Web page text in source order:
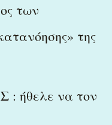
των
της
ήθελε να τον